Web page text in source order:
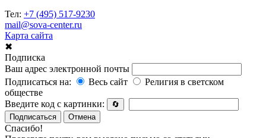
Тел: +7 (495) 517-9230
mail@sova-center.ru
Карта сайта
✖
Подписка
Ваш адрес электронной почты
Подписаться на:
Весь сайт
Религия в светском
обществе
Введите код с картинки:
🔄
Подписаться
Отмена
Спасибо!